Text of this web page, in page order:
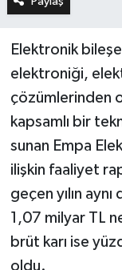
Elektronik
elektroniği,
çözümlerinden
kapsamlı bir
sunan Empa
ilişkin faaliyet
geçen yılın
1,07 milyar TL
brüt karı ise
oldu.